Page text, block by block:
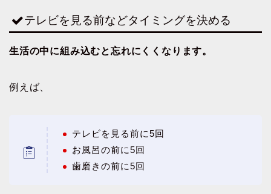
テレビを見る前などタイミングを決める
生活の中に組み込むと忘れにくくなります。
例えば、
テレビを見る前に5回
お風呂の前に5回
歯磨きの前に5回